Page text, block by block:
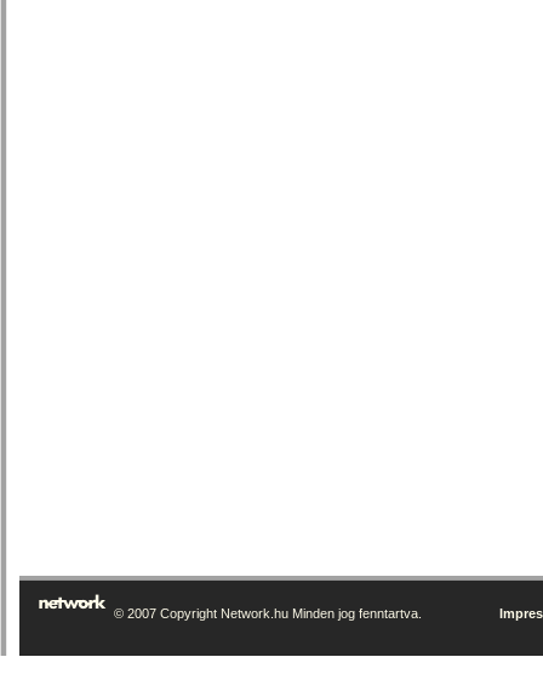
© 2007 Copyright Network.hu Minden jog fenntartva.